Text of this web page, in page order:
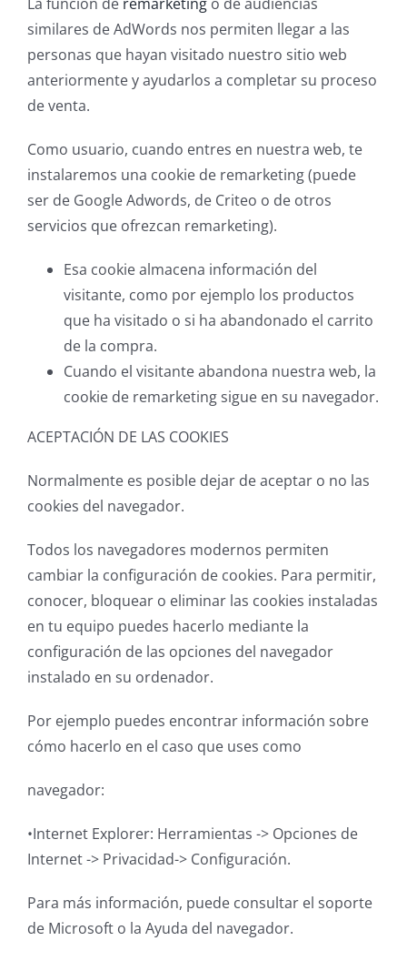
similares de AdWords nos permiten llegar a las
personas que hayan visitado nuestro sitio web
anteriormente y ayudarlos a completar su proceso
de venta.
Como usuario, cuando entres en nuestra web, te
instalaremos una cookie de remarketing (puede
ser de Google Adwords, de Criteo o de otros
servicios que ofrezcan remarketing).
Esa cookie almacena información del
visitante, como por ejemplo los productos
que ha visitado o si ha abandonado el carrito
de la compra.
Cuando el visitante abandona nuestra web, la
cookie de remarketing sigue en su navegador.
ACEPTACIÓN DE LAS COOKIES
Normalmente es posible dejar de aceptar o no las
cookies del navegador.
Todos los navegadores modernos permiten
cambiar la configuración de cookies. Para permitir,
conocer, bloquear o eliminar las cookies instaladas
en tu equipo puedes hacerlo mediante la
configuración de las opciones del navegador
instalado en su ordenador.
Por ejemplo puedes encontrar información sobre
cómo hacerlo en el caso que uses como
navegador:
•Internet Explorer: Herramientas -> Opciones de
Internet -> Privacidad-> Configuración.
Para más información, puede consultar el soporte
de Microsoft o la Ayuda del navegador.